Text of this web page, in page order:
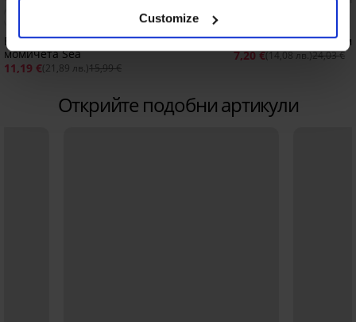
Customize
Бански костюм от две части за
момичета Sea
11,19 €(21,89 лв.)15,99 €
Бански боксерки за
7,20 €(14,08 лв.)24,03 €
Открийте подобни артикули